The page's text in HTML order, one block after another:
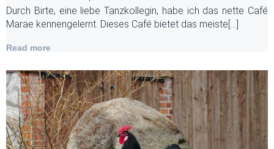
Durch Birte, eine liebe Tanzkollegin, habe ich das nette Café
Marae kennengelernt. Dieses Café bietet das meiste[…]
Read more